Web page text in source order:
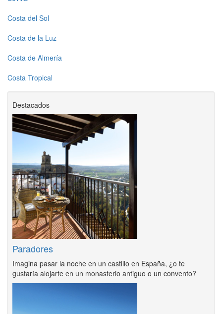
Costa del Sol
Costa de la Luz
Costa de Almería
Costa Tropical
Destacados
Paradores
Imagina pasar la noche en un castillo en España, ¿o te
gustaría alojarte en un monasterio antiguo o un convento?